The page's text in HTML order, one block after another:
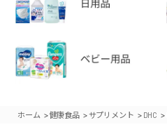
ホーム >健康食品 >サプリメント > DHC >